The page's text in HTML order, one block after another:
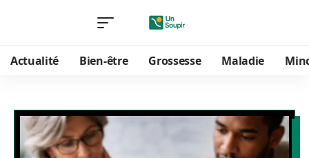
Actualité Bien-être Grossesse Maladie